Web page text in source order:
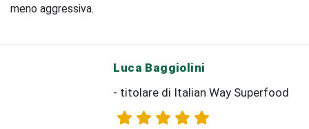
meno aggressiva.
Luca Baggiolini
- titolare di Italian Way Superfood